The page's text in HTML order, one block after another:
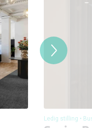
Ledig stilling